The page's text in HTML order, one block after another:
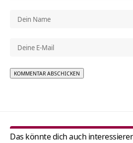
Das könnte dich auch